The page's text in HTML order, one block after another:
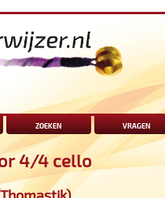
zoeken vragen
4/4 cello